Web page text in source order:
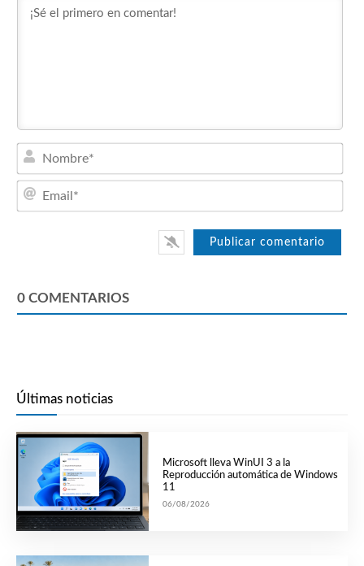
0 COMENTARIOS
Últimas noticias
Microsoft lleva WinUI 3 a la
Reproducción automática de Windows
11
06/08/2026